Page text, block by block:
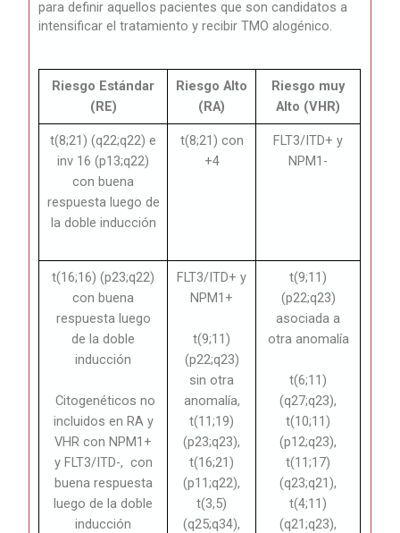
para definir aquellos pacientes que son candidatos a
intensificar el tratamiento y recibir TMO alogénico.
Riesgo Estándar
(RE)
Riesgo Alto
(RA)
Riesgo muy
Alto (VHR)
t(8;21) (q22;q22) e
inv 16 (p13;q22)
con buena
respuesta luego de
la doble inducción
t(8;21) con
+4
FLT3/ITD+ y
NPM1-
t(16;16) (p23;q22)
con buena
respuesta luego
de la doble
inducción
Citogenéticos no
incluidos en RA y
VHR con NPM1+
y FLT3/ITD-, con
buena respuesta
luego de la doble
inducción
FLT3/ITD+ y
NPM1+
t(9;11)
(p22;q23)
sin otra
anomalía,
t(11;19)
(p23;q23),
t(16;21)
(p11;q22),
t(3,5)
(q25;q34),
t(9;11)
(p22;q23)
asociada a
otra anomalía
t(6;11)
(q27;q23),
t(10;11)
(p12;q23),
t(11;17)
(q23;q21),
t(4;11)
(q21;q23),